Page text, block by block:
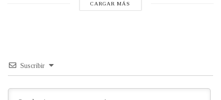
CARGAR MÁS
Suscribir